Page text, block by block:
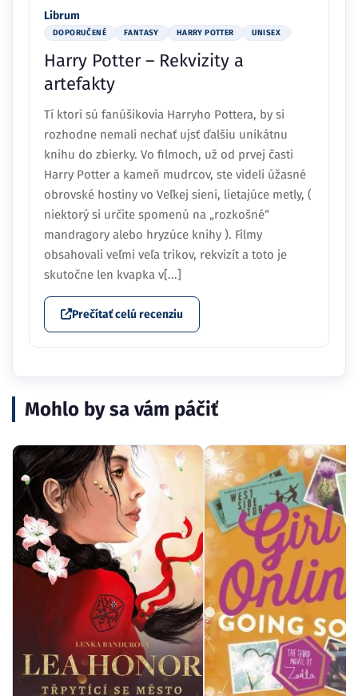
Librum
DOPORUČENÉ FANTASY HARRY POTTER UNISEX
Harry Potter – Rekvizity a
artefakty
Tí ktorí sú fanúšikovia Harryho Pottera, by si
rozhodne nemali nechať ujsť ďalšiu unikátnu
knihu do zbierky. Vo filmoch, už od prvej časti
Harry Potter a kameň mudrcov, ste videli úžasné
obrovské hostiny vo Veľkej sieni, lietajúce metly, (
niektorý si určite spomenú na „rozkošné“
mandragory alebo hryzúce knihy ). Filmy
obsahovali veľmi veľa trikov, rekvizít a toto je
skutočne len kvapka v[...]
Prečítať celú recenziu
Mohlo by sa vám páčiť